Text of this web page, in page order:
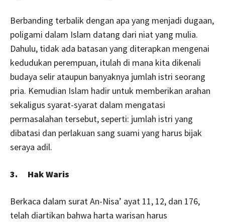
Berbanding terbalik dengan apa yang menjadi dugaan,
poligami dalam Islam datang dari niat yang mulia.
Dahulu, tidak ada batasan yang diterapkan mengenai
kedudukan perempuan, itulah di mana kita dikenali
budaya selir ataupun banyaknya jumlah istri seorang
pria. Kemudian Islam hadir untuk memberikan arahan
sekaligus syarat-syarat dalam mengatasi
permasalahan tersebut, seperti: jumlah istri yang
dibatasi dan perlakuan sang suami yang harus bijak
seraya adil.
3. Hak Waris
Berkaca dalam surat An-Nisa’ ayat 11, 12, dan 176,
telah diartikan bahwa harta warisan harus